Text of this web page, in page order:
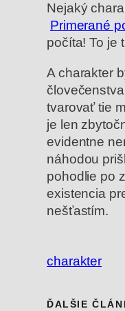
Nejaký
Primerané
počíta! To je
A charakter
tvarovať tie
je len
evidentne
náhodou
pohodlie po
existencia
nešťastím.
charakter
ĎALŠIE